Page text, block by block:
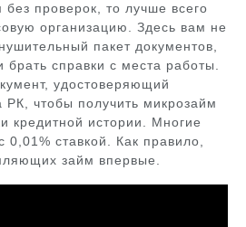
проверок, то лучше всего
организацию. Здесь вам не
пакет документов,
брать справки с места работы.
удостоверяющий
РК, чтобы получить микрозайм
кредитной истории. Многие
ставкой. Как правило,
займ впервые.